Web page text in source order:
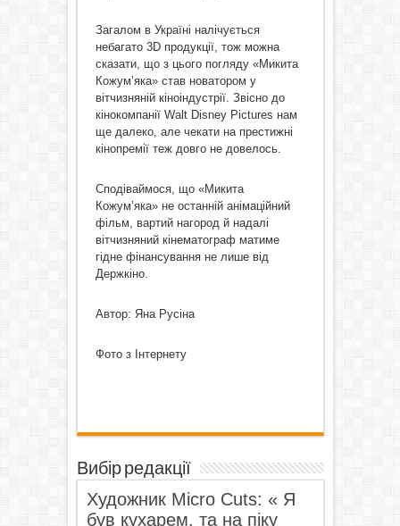
Загалом в Україні налічується
небагато 3D продукції, тож можна
сказати, що з цього погляду «Микита
Кожум’яка» став новатором у
вітчизняній кіноіндустрії. Звісно до
кінокомпанії Walt Disney Pictures нам
ще далеко, але чекати на престижні
кінопремії теж довго не довелось.
Сподіваймося, що «Микита
Кожум’яка» не останній анімаційний
фільм, вартий нагород й надалі
вітчизняний кінематограф матиме
гідне фінансування не лише від
Держкіно.
Автор: Яна Русіна
Фото з Інтернету
Вибір редакції
Художник Micro Cuts: « Я
був кухарем, та на піку